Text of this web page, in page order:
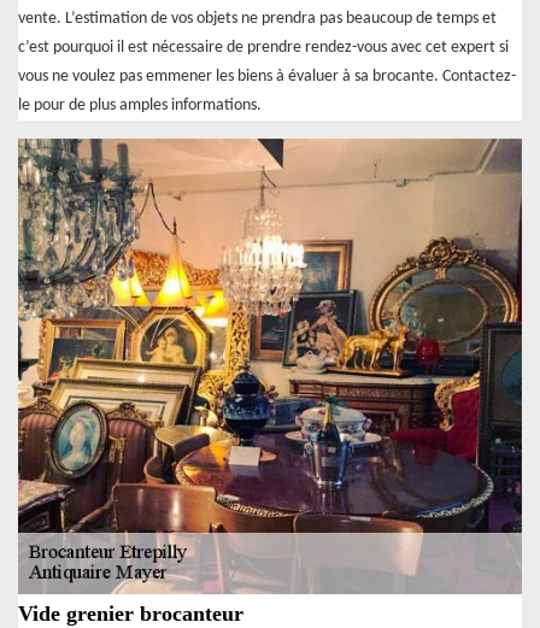
vente. L’estimation de vos objets ne prendra pas beaucoup de temps et
c’est pourquoi il est nécessaire de prendre rendez-vous avec cet expert si
vous ne voulez pas emmener les biens à évaluer à sa brocante. Contactez-
le pour de plus amples informations.
Vide grenier brocanteur